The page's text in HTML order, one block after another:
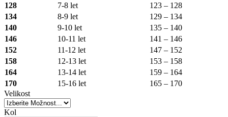
128
7-8 let
123 – 128
134
8-9 let
129 – 134
140
9-10 let
135 – 140
146
10-11 let
141 – 146
152
11-12 let
147 – 152
158
12-13 let
153 – 158
164
13-14 let
159 – 164
170
15-16 let
165 – 170
Velikost
Kol